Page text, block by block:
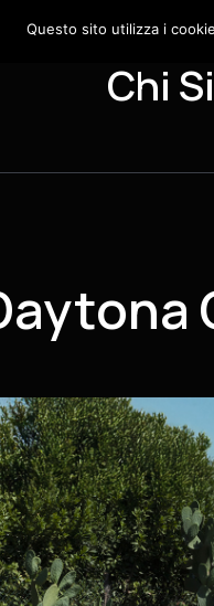
Chi
Questo sito utilizza i